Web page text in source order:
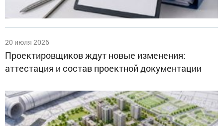
20 июля 2026
Проектировщиков ждут новые изменения:
аттестация и состав проектной документации